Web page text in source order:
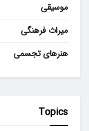
موسیقی
میراث فرهنگی
هنرهای تجسمی
Topics